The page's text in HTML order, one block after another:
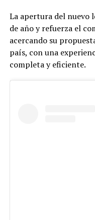
La apertura del nuevo
de año y refuerza el
acercando su
país, con una
completa y eficiente.